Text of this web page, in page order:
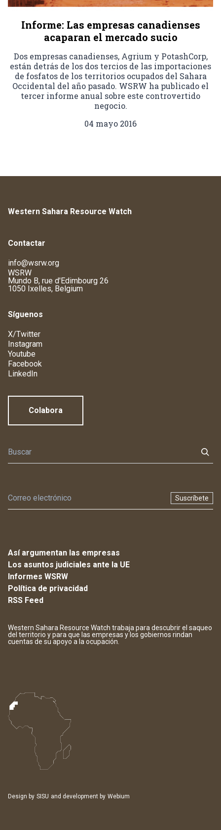
Informe: Las empresas canadienses
acaparan el mercado sucio
Dos empresas canadienses, Agrium y PotashCorp,
están detrás de los dos tercios de las importaciones
de fosfatos de los territorios ocupados del Sahara
Occidental del año pasado. WSRW ha publicado el
tercer informe anual sobre este controvertido
negocio.
04 mayo 2016
Western Sahara Resource Watch
Contactar
info@wsrw.org
WSRW
Mundo B, rue d'Edimbourg 26
1050 Ixelles, Belgium
Síguenos
X/Twitter
Instagram
Youtube
Facebook
LinkedIn
Colabora
Suscríbete
Así argumentan las empresas
Los asuntos judiciales ante la UE
Informes WSRW
Política de privacidad
RSS Feed
Western Sahara Resource Watch trabaja para descubrir el saqueo
del territorio y para que las empresas y los gobiernos rindan
cuentas de su apoyo a la ocupación.
Design by SISU and development by Webium